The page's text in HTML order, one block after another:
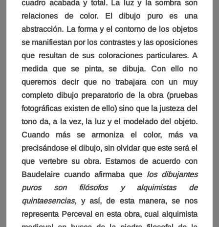
cuadro acabada y total. La luz y la sombra son
relaciones de color. El dibujo puro es una
abstracción. La forma y el contorno de los objetos
se manifiestan por los contrastes y las oposiciones
que resultan de sus coloraciones particulares. A
medida que se pinta, se dibuja. Con ello no
queremos decir que no trabajara con un muy
completo dibujo preparatorio de la obra (pruebas
fotográficas existen de ello) sino que la justeza del
tono da, a la vez, la luz y el modelado del objeto.
Cuando más se armoniza el color, más va
precisándose el dibujo, sin olvidar que este será el
que vertebre su obra. Estamos de acuerdo con
Baudelaire cuando afirmaba que los dibujantes
puros son filósofos y alquimistas de
quintaesencias, y así, de esta manera, se nos
representa Perceval en esta obra, cual alquimista